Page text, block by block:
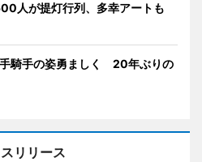
人が提灯行列、多幸アートも
騎手の姿勇ましく 20年ぶりの
リリース